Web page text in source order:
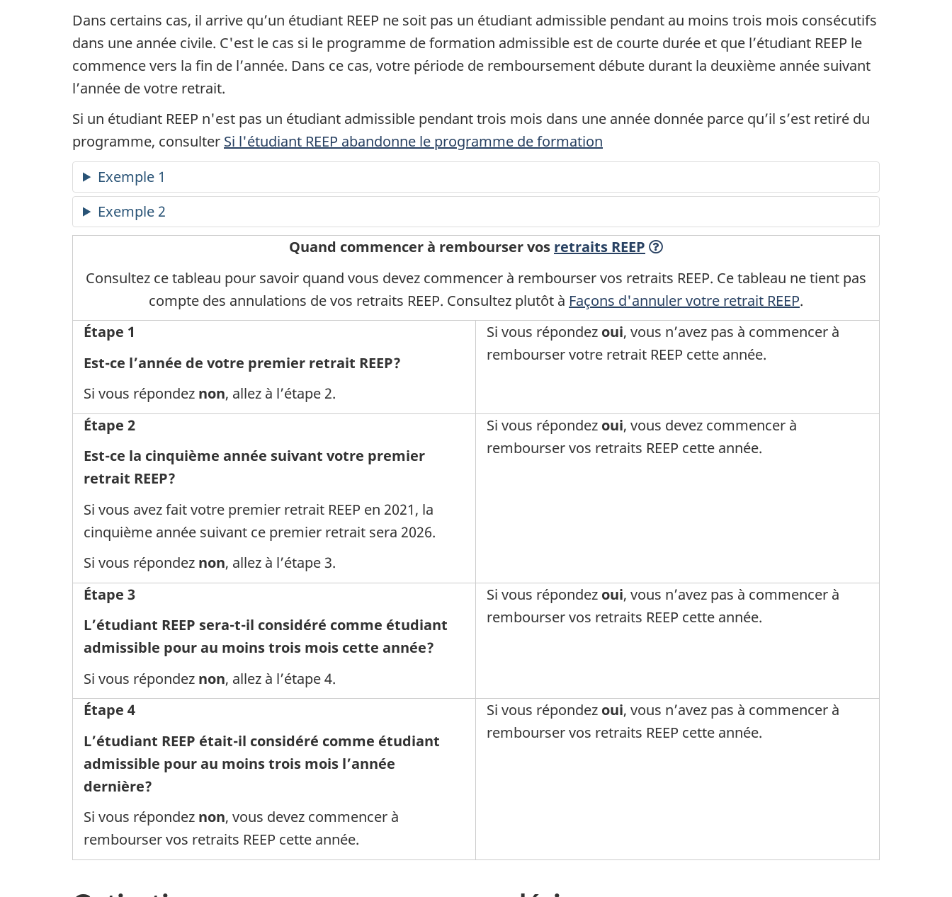
Dans certains cas, il arrive qu’un étudiant REEP ne soit pas un étudiant admissible pendant au moins trois mois consécutifs
dans une année civile. C'est le cas si le programme de formation admissible est de courte durée et que l’étudiant REEP le
commence vers la fin de l’année. Dans ce cas, votre période de remboursement débute durant la deuxième année suivant
l’année de votre retrait.
Si un étudiant REEP n'est pas un étudiant admissible pendant trois mois dans une année donnée parce qu’il s’est retiré du
programme, consulter Si l'étudiant REEP abandonne le programme de formation
Exemple 1
Exemple 2
Quand commencer à rembourser vos retraits REEP
Consultez ce tableau pour savoir quand vous devez commencer à rembourser vos retraits REEP. Ce tableau ne tient pas
compte des annulations de vos retraits REEP. Consultez plutôt à Façons d'annuler votre retrait REEP.
Étape 1
Est-ce l’année de votre premier retrait REEP?
Si vous répondez non, allez à l’étape 2.
Si vous répondez oui, vous n’avez pas à commencer à
rembourser votre retrait REEP cette année.
Étape 2
Est-ce la cinquième année suivant votre premier
retrait REEP?
Si vous avez fait votre premier retrait REEP en 2021, la
cinquième année suivant ce premier retrait sera 2026.
Si vous répondez non, allez à l’étape 3.
Si vous répondez oui, vous devez commencer à
rembourser vos retraits REEP cette année.
Étape 3
L’étudiant REEP sera-t-il considéré comme étudiant
admissible pour au moins trois mois cette année?
Si vous répondez non, allez à l’étape 4.
Si vous répondez oui, vous n’avez pas à commencer à
rembourser vos retraits REEP cette année.
Étape 4
L’étudiant REEP était-il considéré comme étudiant
admissible pour au moins trois mois l’année
dernière?
Si vous répondez non, vous devez commencer à
rembourser vos retraits REEP cette année.
Si vous répondez oui, vous n’avez pas à commencer à
rembourser vos retraits REEP cette année.